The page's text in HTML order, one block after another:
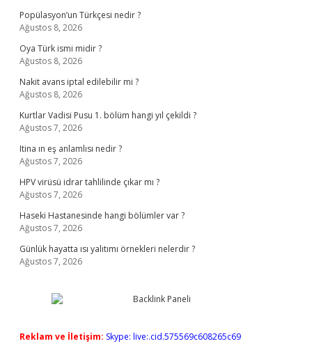
Popülasyon’un Türkçesi nedir ?
Ağustos 8, 2026
Oya Türk ismi midir ?
Ağustos 8, 2026
Nakit avans iptal edilebilir mi ?
Ağustos 8, 2026
Kurtlar Vadisi Pusu 1. bölüm hangi yıl çekildi ?
Ağustos 7, 2026
Itina ın eş anlamlısı nedir ?
Ağustos 7, 2026
HPV virüsü idrar tahlilinde çıkar mı ?
Ağustos 7, 2026
Haseki Hastanesinde hangi bölümler var ?
Ağustos 7, 2026
Günlük hayatta ısı yalıtımı örnekleri nelerdir ?
Ağustos 7, 2026
Reklam ve İletişim: Skype: live:.cid.575569c608265c69